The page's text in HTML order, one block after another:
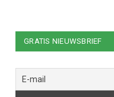
GRATIS NIEUWSBRIEF